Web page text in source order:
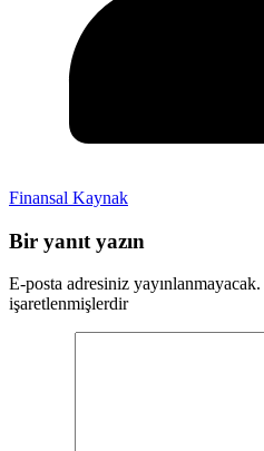
Finansal Kaynak
Bir yanıt yazın
E-posta adresiniz yayınlanmayacak.
işaretlenmişlerdir